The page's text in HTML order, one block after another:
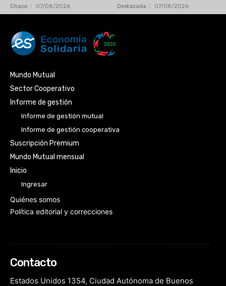
Chaco 07/08/2026 Destacada 07/08/2026
Mundo Mutual
Sector Cooperativo
Informe de gestión
Informe de gestión mutual
Informe de gestión cooperativa
Suscripción Premium
Mundo Mutual mensual
Inicio
Ingresar
Quiénes somos
Política editorial y correcciones
Contacto
Estados Unidos 1354, Ciudad Autónoma de Buenos